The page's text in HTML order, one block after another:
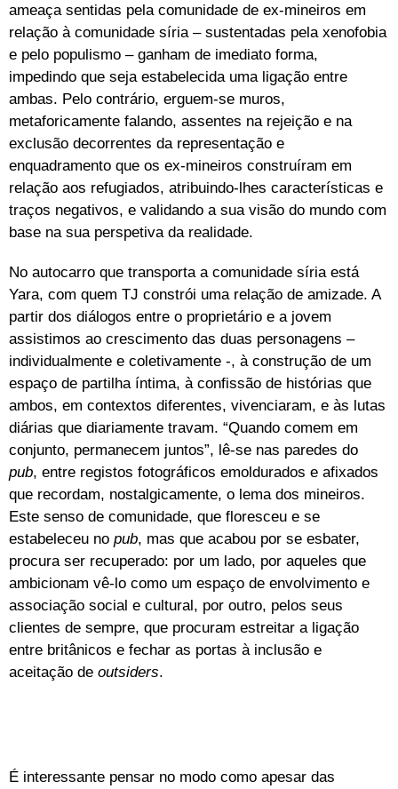
ameaça sentidas pela comunidade de ex-mineiros em
relação à comunidade síria – sustentadas pela xenofobia
e pelo populismo – ganham de imediato forma,
impedindo que seja estabelecida uma ligação entre
ambas. Pelo contrário, erguem-se muros,
metaforicamente falando, assentes na rejeição e na
exclusão decorrentes da representação e
enquadramento que os ex-mineiros construíram em
relação aos refugiados, atribuindo-lhes características e
traços negativos, e validando a sua visão do mundo com
base na sua perspetiva da realidade.
No autocarro que transporta a comunidade síria está
Yara, com quem TJ constrói uma relação de amizade. A
partir dos diálogos entre o proprietário e a jovem
assistimos ao crescimento das duas personagens –
individualmente e coletivamente -, à construção de um
espaço de partilha íntima, à confissão de histórias que
ambos, em contextos diferentes, vivenciaram, e às lutas
diárias que diariamente travam. “Quando comem em
conjunto, permanecem juntos”, lê-se nas paredes do
pub, entre registos fotográficos emoldurados e afixados
que recordam, nostalgicamente, o lema dos mineiros.
Este senso de comunidade, que floresceu e se
estabeleceu no pub, mas que acabou por se esbater,
procura ser recuperado: por um lado, por aqueles que
ambicionam vê-lo como um espaço de envolvimento e
associação social e cultural, por outro, pelos seus
clientes de sempre, que procuram estreitar a ligação
entre britânicos e fechar as portas à inclusão e
aceitação de outsiders.
É interessante pensar no modo como apesar das